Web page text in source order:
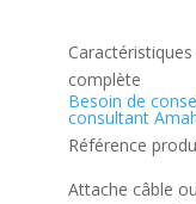
complète
Besoin de
consultant
Référence
Attache câble